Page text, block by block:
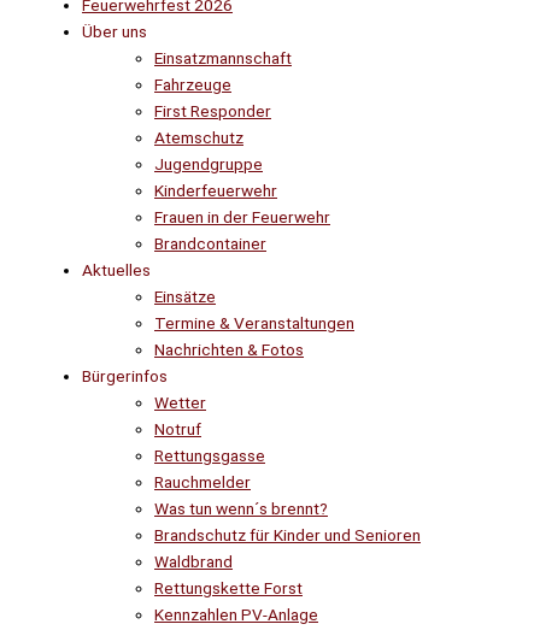
Feuerwehrfest 2026
Über uns
Einsatzmannschaft
Fahrzeuge
First Responder
Atemschutz
Jugendgruppe
Kinderfeuerwehr
Frauen in der Feuerwehr
Brandcontainer
Aktuelles
Einsätze
Termine & Veranstaltungen
Nachrichten & Fotos
Bürgerinfos
Wetter
Notruf
Rettungsgasse
Rauchmelder
Was tun wenn´s brennt?
Brandschutz für Kinder und Senioren
Waldbrand
Rettungskette Forst
Kennzahlen PV-Anlage